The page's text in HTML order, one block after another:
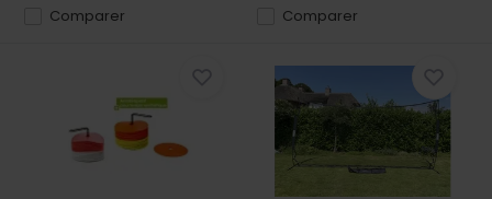
Comparer Comparer